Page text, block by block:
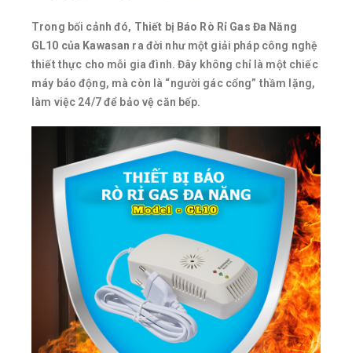
Trong bối cảnh đó, Thiết bị Báo Rò Rỉ Gas Đa Năng
GL10 của Kawasan ra đời như một giải pháp công nghệ
thiết thực cho mỗi gia đình. Đây không chỉ là một chiếc
máy báo động, mà còn là “người gác cổng” thầm lặng,
làm việc 24/7 để bảo vệ căn bếp.